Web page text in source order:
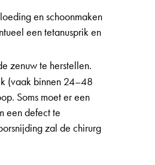
en schoonmaken
een tetanusprik en
zenuw te herstellen.
(vaak binnen 24–48
Soms moet er een
een defect te
zal de chirurg